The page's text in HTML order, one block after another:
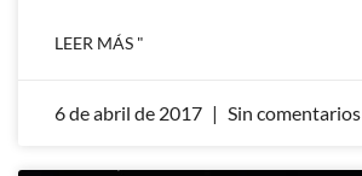
LEER MÁS "
6 de abril de 2017 Sin comentarios